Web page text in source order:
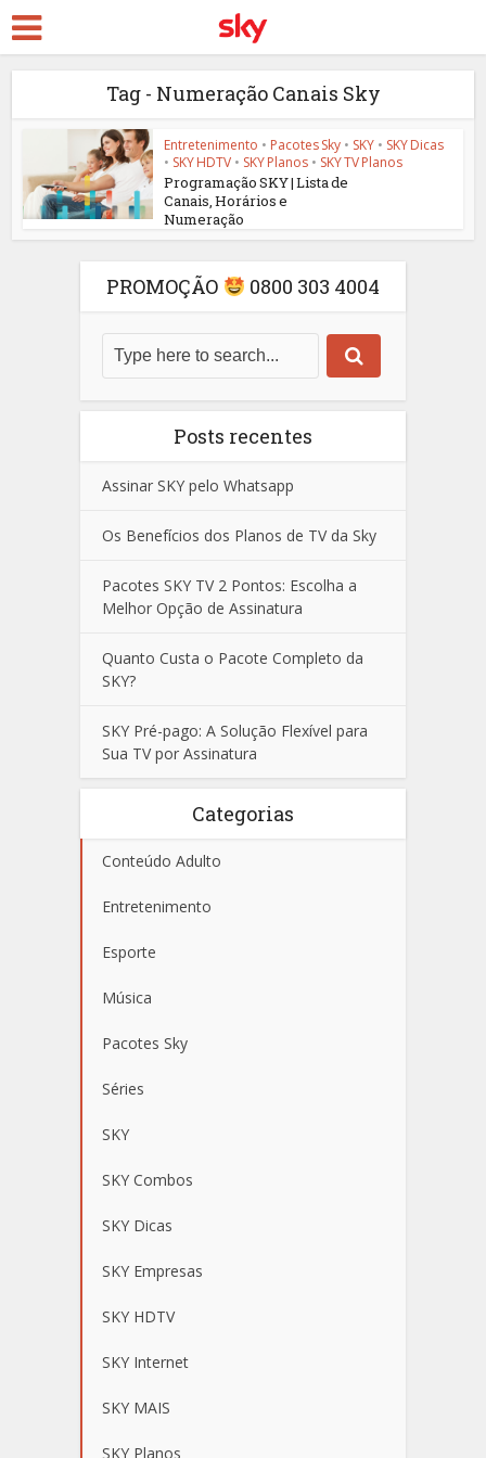
Tag - Numeração Canais Sky
Entretenimento • Pacotes Sky • SKY • SKY Dicas
• SKY HDTV • SKY Planos • SKY TV Planos
Programação SKY | Lista de
Canais, Horários e
Numeração
PROMOÇÃO 0800 303 4004
Posts recentes
Assinar SKY pelo Whatsapp
Os Benefícios dos Planos de TV da Sky
Pacotes SKY TV 2 Pontos: Escolha a
Melhor Opção de Assinatura
Quanto Custa o Pacote Completo da
SKY?
SKY Pré-pago: A Solução Flexível para
Sua TV por Assinatura
Categorias
Conteúdo Adulto
Entretenimento
Esporte
Música
Pacotes Sky
Séries
SKY
SKY Combos
SKY Dicas
SKY Empresas
SKY HDTV
SKY Internet
SKY MAIS
SKY Planos